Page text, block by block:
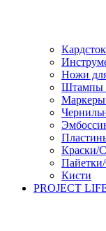
Кардсток
Ножи
Штампы
Маркеры
Краски/
Кисти
PROJECT